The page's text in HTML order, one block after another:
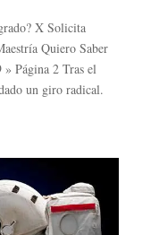
X Solicita
Quiero Saber
Página 2 Tras el
un giro radical.